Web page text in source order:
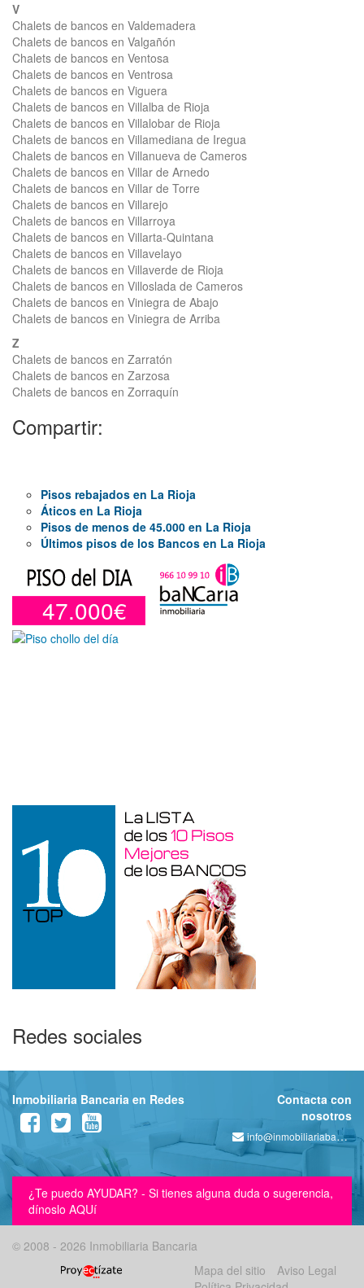
V
Chalets de bancos en Valdemadera
Chalets de bancos en Valgañón
Chalets de bancos en Ventosa
Chalets de bancos en Ventrosa
Chalets de bancos en Viguera
Chalets de bancos en Villalba de Rioja
Chalets de bancos en Villalobar de Rioja
Chalets de bancos en Villamediana de Iregua
Chalets de bancos en Villanueva de Cameros
Chalets de bancos en Villar de Arnedo
Chalets de bancos en Villar de Torre
Chalets de bancos en Villarejo
Chalets de bancos en Villarroya
Chalets de bancos en Villarta-Quintana
Chalets de bancos en Villavelayo
Chalets de bancos en Villaverde de Rioja
Chalets de bancos en Villoslada de Cameros
Chalets de bancos en Viniegra de Abajo
Chalets de bancos en Viniegra de Arriba
Z
Chalets de bancos en Zarratón
Chalets de bancos en Zarzosa
Chalets de bancos en Zorraquín
Compartir:
Pisos rebajados en La Rioja
Áticos en La Rioja
Pisos de menos de 45.000 en La Rioja
Últimos pisos de los Bancos en La Rioja
47.000€
Redes sociales
Inmobiliaria Bancaria en Redes
Contacta con
nosotros
info@inmobiliariabancaria.com
¿Te puedo AYUDAR? - Si tienes alguna duda o sugerencia,
dínoslo AQUí
© 2008 - 2026 Inmobiliaria Bancaria
Mapa del sitio
Aviso Legal